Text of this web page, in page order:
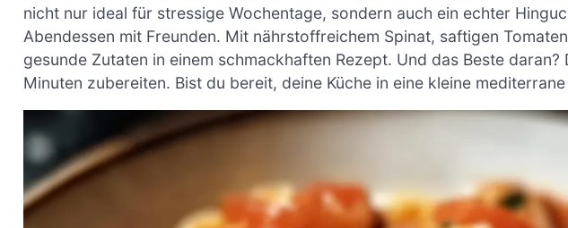
nicht nur ideal für stressige Wochentage, sondern auch ein echter
Abendessen mit Freunden. Mit nährstoffreichem Spinat, saftigen
gesunde Zutaten in einem schmackhaften Rezept. Und das Beste
Minuten zubereiten. Bist du bereit, deine Küche in eine kleine